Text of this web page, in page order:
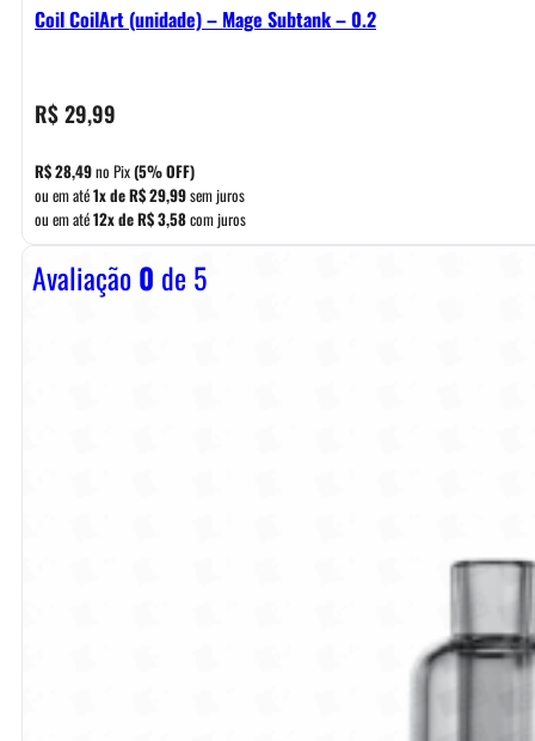
Coil CoilArt (unidade) – Mage Subtank – 0.2
R$29,99
R$28,49no Pix(5% OFF)
ou em até1x deR$29,99sem juros
ou em até12x deR$3,58com juros
Avaliação0 de 5